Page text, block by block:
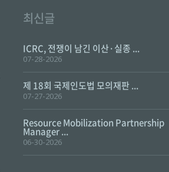
최신글
ICRC, 전쟁이 남긴 이산·실종 ...
07-28-2026
제 18회 국제인도법 모의재판 ...
07-27-2026
Resource Mobilization Partnership
Manager ...
06-30-2026